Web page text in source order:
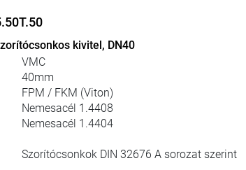
kivitel, DN40
VMC
40mm
FPM / FKM (Viton)
Nemesacél 1.4408
Nemesacél 1.4404
Szorítócsonkok DIN 32676 A sorozat szerint